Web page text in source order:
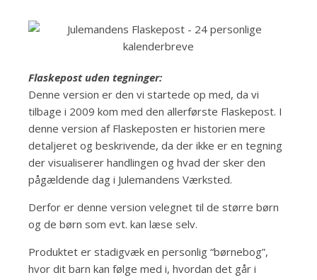
Flaskepost uden tegninger:
Denne version er den vi startede op med, da vi
tilbage i 2009 kom med den allerførste Flaskepost. I
denne version af Flaskeposten er historien mere
detaljeret og beskrivende, da der ikke er en tegning
der visualiserer handlingen og hvad der sker den
pågældende dag i Julemandens Værksted.
Derfor er denne version velegnet til de større børn
og de børn som evt. kan læse selv.
Produktet er stadigvæk en personlig “børnebog”,
hvor dit barn kan følge med i, hvordan det går i